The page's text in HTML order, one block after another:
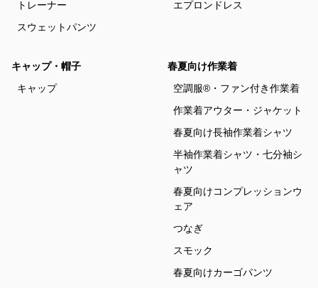
トレーナー
スウェットパンツ
エプロンドレス
キャップ・帽子
キャップ
春夏向け作業着
空調服®・ファン付き作業着
作業着アウター・ジャケット
春夏向け長袖作業着シャツ
半袖作業着シャツ・七分袖シ
ャツ
春夏向けコンプレッションウ
ェア
つなぎ
スモック
春夏向けカーゴパンツ